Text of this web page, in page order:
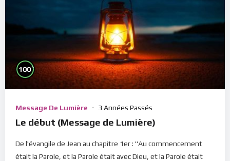
100%
Message De Lumière 3 Années Passés
Le début (Message de Lumière)
De l'évangile de Jean au chapitre 1er : "Au commencement
était la Parole, et la Parole était avec Dieu, et la Parole était